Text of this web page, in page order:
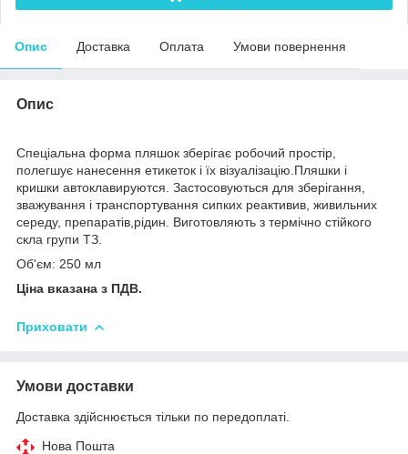
Опис Доставка Оплата Умови повернення
Опис
Спеціальна форма пляшок зберігає робочий простір,
полегшує нанесення етикеток і їх візуалізацію.Пляшки і
кришки автоклавируются. Застосовуються для зберігання,
зважування і транспортування сипких реактивив, живильних
середу, препаратів,рідин. Виготовляють з термічно стійкого
скла групи ТЗ.
Об'єм: 250 мл
Ціна вказана з ПДВ.
Приховати
Умови доставки
Доставка здійснюється тільки по передоплаті.
Нова Пошта